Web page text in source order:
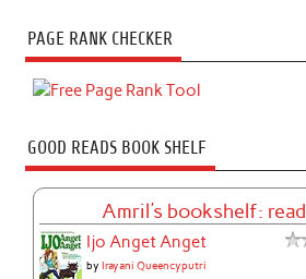
PAGE RANK CHECKER
GOOD READS BOOK SHELF
Amril's bookshelf: read
Ijo Anget Anget
byIrayani Queencyputri